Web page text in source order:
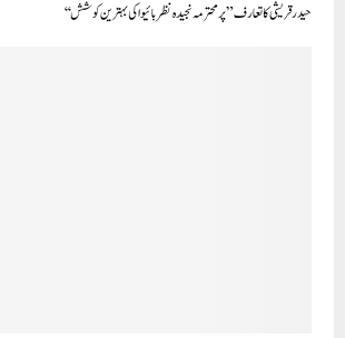
حیدرقریشی کا تعارف” پر محترمہ نجیدہ نظربائیوا کی بہترین کوشش‘‘